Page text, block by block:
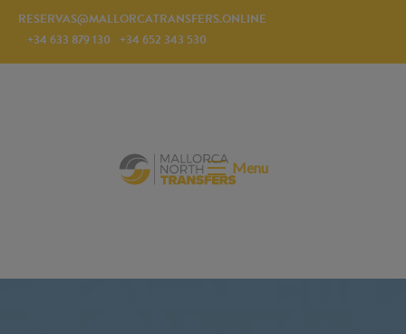
RESERVAS@MALLORCATRANSFERS.ONLINE
+34 633 879 130 +34 652 343 530
Menu